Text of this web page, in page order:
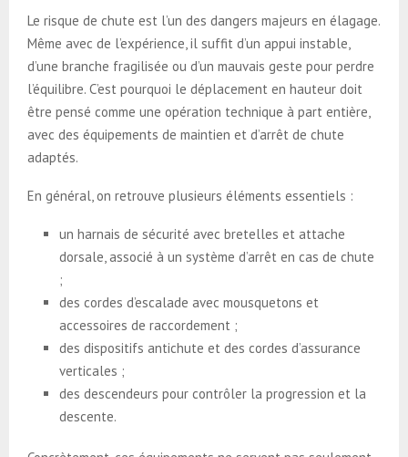
Le risque de chute est l’un des dangers majeurs en élagage.
Même avec de l’expérience, il suffit d’un appui instable,
d’une branche fragilisée ou d’un mauvais geste pour perdre
l’équilibre. C’est pourquoi le déplacement en hauteur doit
être pensé comme une opération technique à part entière,
avec des équipements de maintien et d’arrêt de chute
adaptés.
En général, on retrouve plusieurs éléments essentiels :
un harnais de sécurité avec bretelles et attache
dorsale, associé à un système d’arrêt en cas de chute
;
des cordes d’escalade avec mousquetons et
accessoires de raccordement ;
des dispositifs antichute et des cordes d’assurance
verticales ;
des descendeurs pour contrôler la progression et la
descente.